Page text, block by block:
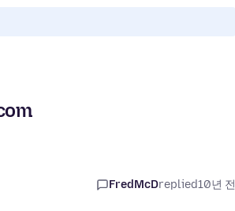
FredMcDreplied10년 전